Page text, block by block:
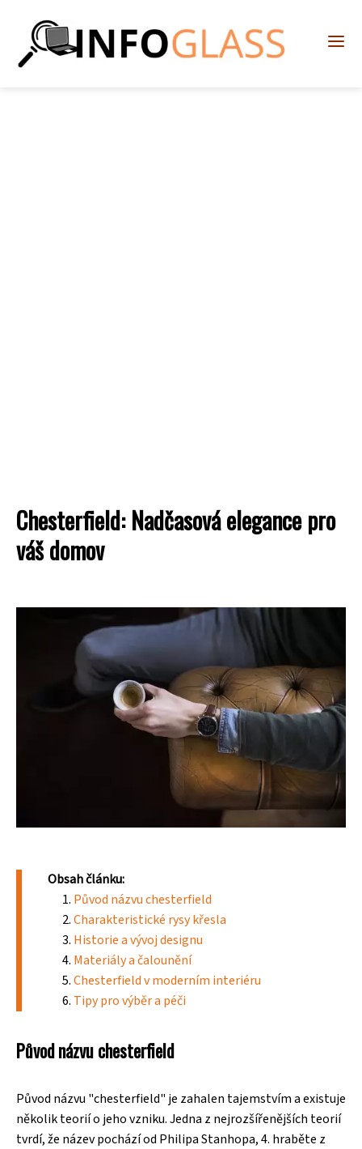
Chesterfield: Nadčasová elegance pro
váš domov
Obsah článku:
Původ názvu chesterfield
Charakteristické rysy křesla
Historie a vývoj designu
Materiály a čalounění
Chesterfield v moderním interiéru
Tipy pro výběr a péči
Původ názvu chesterfield
Původ názvu "chesterfield" je zahalen tajemstvím a existuje
několik teorií o jeho vzniku. Jedna z nejrozšířenějších teorií
tvrdí, že název pochází od Philipa Stanhopa, 4. hraběte z